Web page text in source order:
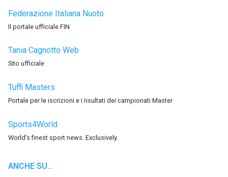
Federazione Italiana Nuoto
Il portale ufficiale FIN
Tania Cagnotto Web
Sito ufficiale
Tuffi Masters
Portale per le iscrizioni e i risultati dei campionati Master
Sports4World
World’s finest sport news. Exclusively.
ANCHE SU…